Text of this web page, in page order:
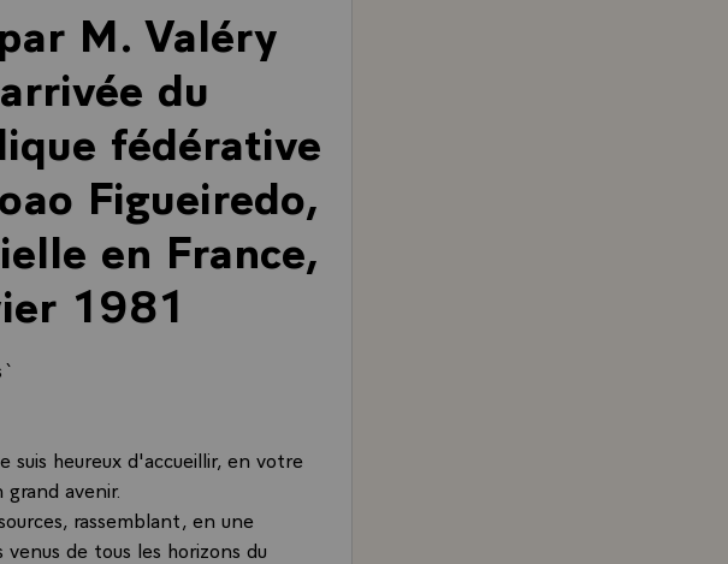
M. Valéry
du
fédérative
Figueiredo,
en France,
1981
suis heureux d'accueillir, en votre
avenir.
rassemblant, en une
de tous les horizons du